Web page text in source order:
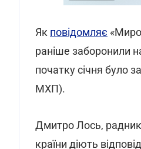
Як повідомляє
раніше заборонили
початку січня було
МХП).
Дмитро Лось, радник
країни діють